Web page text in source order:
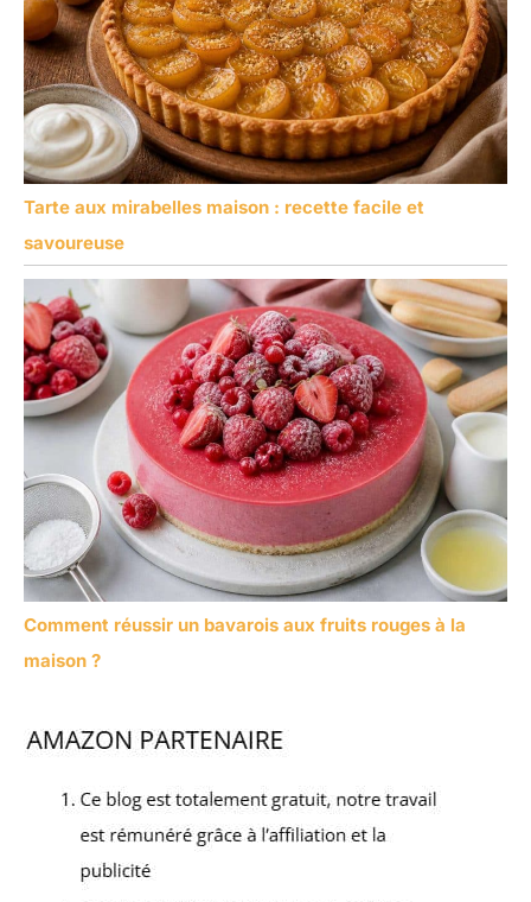
Tarte aux mirabelles maison : recette facile et
savoureuse
Comment réussir un bavarois aux fruits rouges à la
maison ?